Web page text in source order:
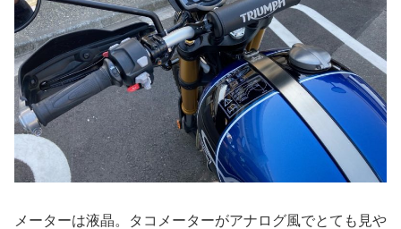
メーターは液晶。タコメーターがアナログ風でとても見や